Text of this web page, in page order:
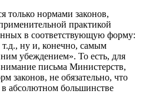
только нормами законов,
практикой
в соответствующую форму:
ну и, конечно, самым
убеждением». То есть, для
письма Министерств,
законов, не обязательно, что
абсолютном большинстве